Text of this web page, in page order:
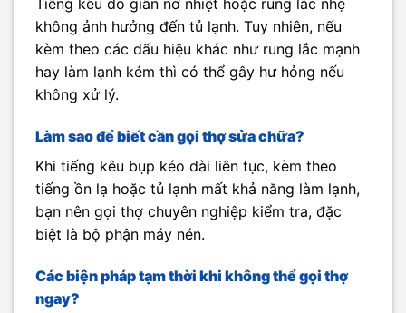
Tiếng kêu do giãn nở nhiệt hoặc rung lắc nhẹ
không ảnh hưởng đến tủ lạnh. Tuy nhiên, nếu
kèm theo các dấu hiệu khác như rung lắc mạnh
hay làm lạnh kém thì có thể gây hư hỏng nếu
không xử lý.
Làm sao để biết cần gọi thợ sửa chữa?
Khi tiếng kêu bụp kéo dài liên tục, kèm theo
tiếng ồn lạ hoặc tủ lạnh mất khả năng làm lạnh,
bạn nên gọi thợ chuyên nghiệp kiểm tra, đặc
biệt là bộ phận máy nén.
Các biện pháp tạm thời khi không thể gọi thợ
ngay?